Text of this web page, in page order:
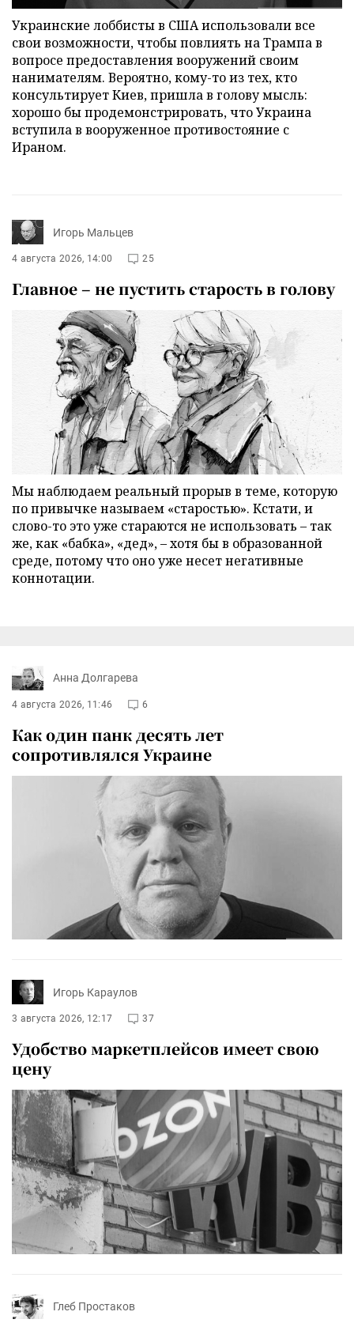
Украинские лоббисты в США использовали все
свои возможности, чтобы повлиять на Трампа в
вопросе предоставления вооружений своим
нанимателям. Вероятно, кому-то из тех, кто
консультирует Киев, пришла в голову мысль:
хорошо бы продемонстрировать, что Украина
вступила в вооруженное противостояние с
Ираном.
Игорь Мальцев
4 августа 2026, 14:00 25
Главное – не пустить старость в голову
Мы наблюдаем реальный прорыв в теме, которую
по привычке называем «старостью». Кстати, и
слово-то это уже стараются не использовать – так
же, как «бабка», «дед», – хотя бы в образованной
среде, потому что оно уже несет негативные
коннотации.
Анна Долгарева
4 августа 2026, 11:46 6
Как один панк десять лет
сопротивлялся Украине
Игорь Караулов
3 августа 2026, 12:17 37
Удобство маркетплейсов имеет свою
цену
Глеб Простаков